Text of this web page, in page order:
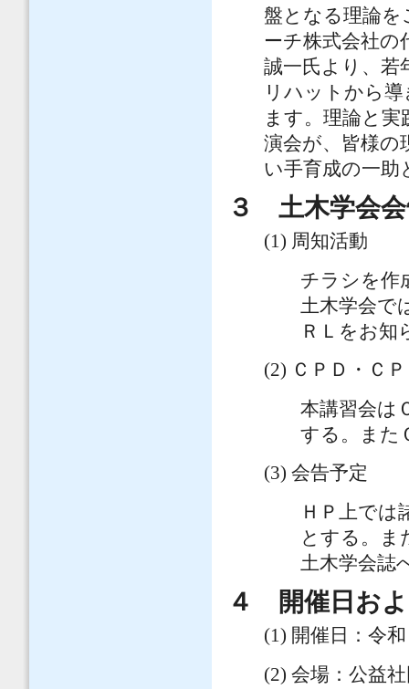
盤となる理論
ーチ株式会社の
誠一氏より、若
リハットから
ます。理論と
演会が、皆様の
い手育成の一助
３ 土木学会
(1) 周知活動
チラシを作
土木学会で
ＲＬをお知
(2) ＣＰＤ・Ｃ
本講習会は
する。また
(3) 会告予定
ＨＰ上では
とする。ま
土木学会誌
４ 開催日お
(1) 開催日：令
(2) 会場：公益